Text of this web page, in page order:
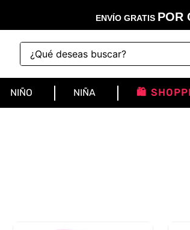
ENVÍO GRATIS POR
¿Qué deseas buscar?
NIÑO NIÑA 🛍️